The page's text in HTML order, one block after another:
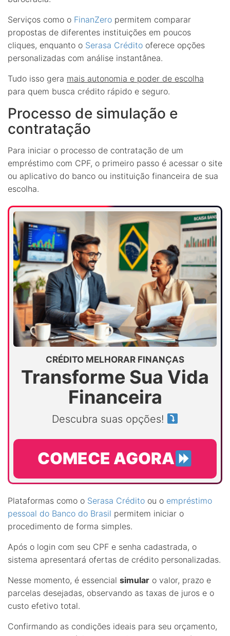
Serviços como o FinanZero permitem comparar
propostas de diferentes instituições em poucos
cliques, enquanto o Serasa Crédito oferece opções
personalizadas com análise instantânea.
Tudo isso gera mais autonomia e poder de escolha
para quem busca crédito rápido e seguro.
Processo de simulação e
contratação
Para iniciar o processo de contratação de um
empréstimo com CPF, o primeiro passo é acessar o site
ou aplicativo do banco ou instituição financeira de sua
escolha.
CRÉDITO MELHORAR FINANÇAS
Transforme Sua Vida
Financeira
Descubra suas opções!
COMECE AGORA
Plataformas como o Serasa Crédito ou o empréstimo
pessoal do Banco do Brasil permitem iniciar o
procedimento de forma simples.
Após o login com seu CPF e senha cadastrada, o
sistema apresentará ofertas de crédito personalizadas.
Nesse momento, é essencial simular o valor, prazo e
parcelas desejadas, observando as taxas de juros e o
custo efetivo total.
Confirmando as condições ideais para seu orçamento,